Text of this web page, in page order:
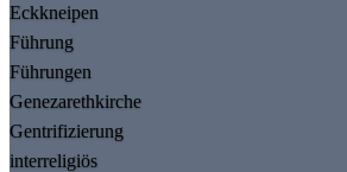
Eckkneipen
Führung
Führungen
Genezarethkirche
Gentrifizierung
interreligiös